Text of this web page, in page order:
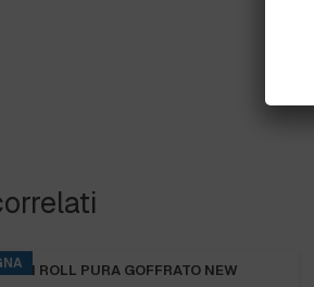
ROLL PURA GOFFRATO NEW